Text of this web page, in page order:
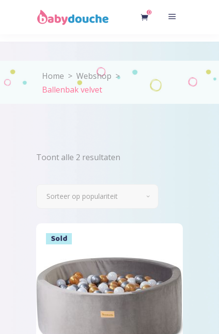
0
Home > Webshop >
Ballenbak velvet
Toont alle 2 resultaten
Sorteer op populariteit
Sale
Sold
Opties selecteren
meerdere